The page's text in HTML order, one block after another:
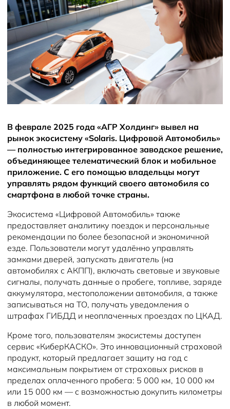
В феврале 2025 года «АГР Холдинг» вывел на
рынок экосистему «Solaris. Цифровой Автомобиль»
— полностью интегрированное заводское решение,
объединяющее телематический блок и мобильное
приложение. С его помощью владельцы могут
управлять рядом функций своего автомобиля со
смартфона в любой точке страны.
Экосистема «Цифровой Автомобиль» также
предоставляет аналитику поездок и персональные
рекомендации по более безопасной и экономичной
езде. Пользователи могут удалённо управлять
замками дверей, запускать двигатель (на
автомобилях с АКПП), включать световые и звуковые
сигналы, получать данные о пробеге, топливе, заряде
аккумулятора, местоположении автомобиля, а также
записываться на ТО, получать уведомления о
штрафах ГИБДД и неоплаченных проездах по ЦКАД.
Кроме того, пользователям экосистемы доступен
сервис «КиберКАСКО». Это инновационный страховой
продукт, который предлагает защиту на год с
максимальным покрытием от страховых рисков в
пределах оплаченного пробега: 5 000 км, 10 000 км
или 15 000 км — с возможностью докупить километры
в любой момент.